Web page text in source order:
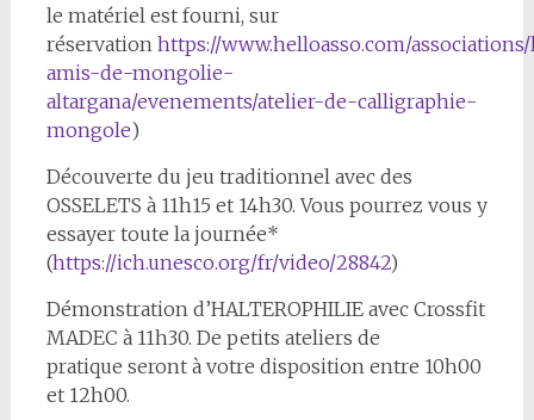
le matériel est fourni, sur
réservation https://www.helloasso.com/
amis-de-mongolie-
altargana/evenements/atelier-de-calligraphie-
mongole)
Découverte du jeu traditionnel avec des
OSSELETS à 11h15 et 14h30. Vous pourrez vous y
essayer toute la journée*
(https://ich.unesco.org/fr/video/28842)
Démonstration d’HALTEROPHILIE avec Crossfit
MADEC à 11h30. De petits ateliers de
pratique seront à votre disposition entre 10h00
et 12h00.